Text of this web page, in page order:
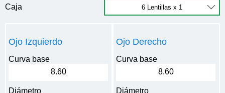
Caja
Ojo Izquierdo
Curva base
8.60
Diámetro
Ojo Derecho
Curva base
8.60
Diámetro